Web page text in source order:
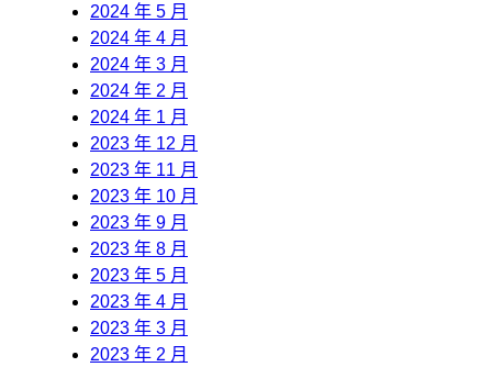
2024 年 5 月
2024 年 4 月
2024 年 3 月
2024 年 2 月
2024 年 1 月
2023 年 12 月
2023 年 11 月
2023 年 10 月
2023 年 9 月
2023 年 8 月
2023 年 5 月
2023 年 4 月
2023 年 3 月
2023 年 2 月